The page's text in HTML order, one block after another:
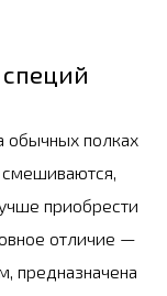
обычных полках
смешиваются,
приобрести
отличие —
предназначена